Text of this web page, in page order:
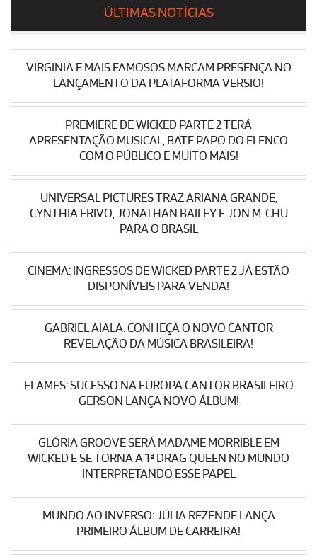
ÚLTIMAS NOTÍCIAS
VIRGINIA E MAIS FAMOSOS MARCAM PRESENÇA NO
LANÇAMENTO DA PLATAFORMA VERSIO!
PREMIERE DE WICKED PARTE 2 TERÁ
APRESENTAÇÃO MUSICAL, BATE PAPO DO ELENCO
COM O PÚBLICO E MUITO MAIS!
UNIVERSAL PICTURES TRAZ ARIANA GRANDE,
CYNTHIA ERIVO, JONATHAN BAILEY E JON M. CHU
PARA O BRASIL
CINEMA: INGRESSOS DE WICKED PARTE 2 JÁ ESTÃO
DISPONÍVEIS PARA VENDA!
GABRIEL AIALA: CONHEÇA O NOVO CANTOR
REVELAÇÃO DA MÚSICA BRASILEIRA!
FLAMES: SUCESSO NA EUROPA CANTOR BRASILEIRO
GERSON LANÇA NOVO ÁLBUM!
GLÓRIA GROOVE SERÁ MADAME MORRIBLE EM
WICKED E SE TORNA A 1ª DRAG QUEEN NO MUNDO
INTERPRETANDO ESSE PAPEL
MUNDO AO INVERSO: JÚLIA REZENDE LANÇA
PRIMEIRO ÁLBUM DE CARREIRA!